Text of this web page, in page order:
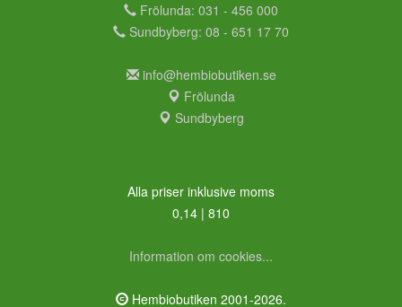
Frölunda: 031 - 456 000
Sundbyberg: 08 - 651 17 70
info@hembiobutiken.se
Frölunda
Sundbyberg
Alla priser inklusive moms
0,14 | 810
Information om cookies...
Hembiobutiken 2001-2026.